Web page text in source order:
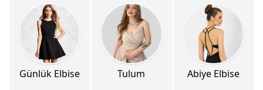
Günlük Elbise Tulum Abiye Elbise